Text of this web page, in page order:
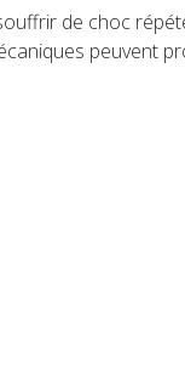
de choc
peuvent